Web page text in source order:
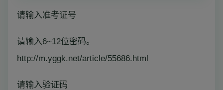
请输入准考证号
请输入6~12位密码。
http://m.yggk.net/article/55686.html
请输入验证码